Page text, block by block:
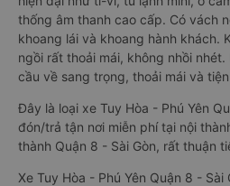
thống âm thanh cao cấp. Có vách
khoang lái và khoang hành khách.
ngồi rất thoải mái, không nhồi
cầu về sang trọng, thoải mái và
Đây là loại xe Tuy Hòa - Phú Yên
đón/trả tận nơi miễn phí tại nội
thành Quận 8 - Sài Gòn, rất thuận
Xe Tuy Hòa - Phú Yên Quận 8 -